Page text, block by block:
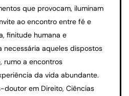
que provocam, iluminam
ao encontro entre fé e
finitude humana e
necessária aqueles dispostos
rumo a encontros
da vida abundante.
doutor em Direito, Ciências